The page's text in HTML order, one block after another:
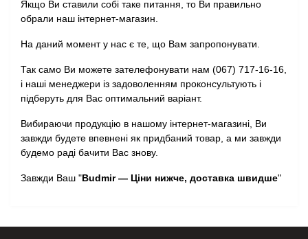
Якщо Ви ставили собі таке питання, то Ви правильно
обрали наш інтернет-магазин.
На даний момент у нас є те, що Вам запропонувати.
Так само Ви можете зателефонувати нам (067) 717-16-16,
і наші менеджери із задоволенням проконсультують і
підберуть для Вас оптимальний варіант.
Вибираючи продукцію в нашому інтернет-магазині, Ви
завжди будете впевнені як придбаний товар, а ми завжди
будемо раді бачити Вас знову.
Завжди Ваш "Budmir — Ціни нижче, доставка швидше"